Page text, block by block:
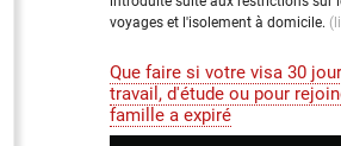
voyages et l'isolement à domicile.
Que faire si votre visa 30
travail, d'étude ou pour
famille a expiré